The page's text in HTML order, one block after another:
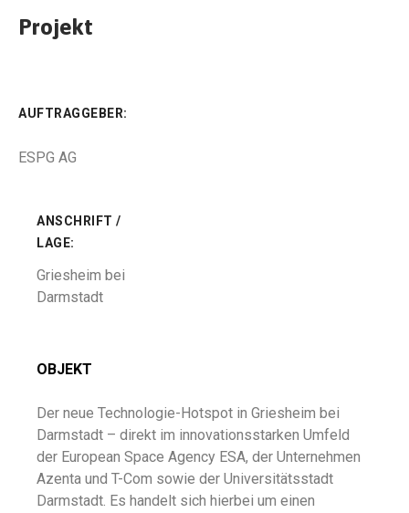
Projekt
AUFTRAGGEBER:
ESPG AG
ANSCHRIFT /
LAGE:
Griesheim bei
Darmstadt
OBJEKT
Der neue Technologie-Hotspot in Griesheim bei
Darmstadt – direkt im innovationsstarken Umfeld
der European Space Agency ESA, der Unternehmen
Azenta und T-Com sowie der Universitätsstadt
Darmstadt. Es handelt sich hierbei um einen